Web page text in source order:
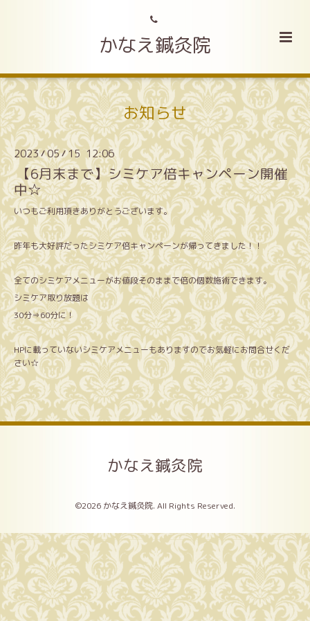
かなえ鍼灸院
お知らせ
2023/05/15 12:06
【6月末まで】シミケア倍キャンペーン開催
中☆
いつもご利用頂きありがとうございます。
昨年も大好評だったシミケア倍キャンペーンが帰ってきました！！
全てのシミケアメニューがお値段そのままで倍の個数施術できます。
シミケア取り放題は
30分⇒60分に！
HPに載っていないシミケアメニューもありますのでお気軽にお問合せくだ
さい☆
かなえ鍼灸院
©2026 かなえ鍼灸院. All Rights Reserved.